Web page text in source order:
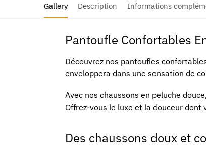
Gallery Description Informations
Pantoufle Confortables
Découvrez nos pantoufles
enveloppera dans une sensation de
Avec nos chaussons en peluche
Offrez-vous le luxe et la douceur
Des chaussons doux et